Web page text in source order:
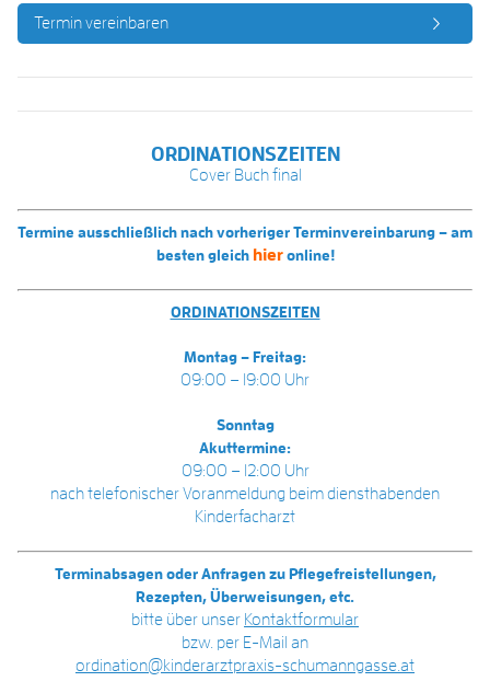
Termin vereinbaren
ORDINATIONSZEITEN
Cover Buch final
Termine ausschließlich nach vorheriger Terminvereinbarung – am
besten gleich hieronline!
ORDINATIONSZEITEN
Montag – Freitag:
09:00 – 19:00 Uhr
Sonntag
Akuttermine:
09:00 – 12:00 Uhr
nach telefonischer Voranmeldung beim diensthabenden
Kinderfacharzt
Terminabsagen oder Anfragen zu Pflegefreistellungen,
Rezepten, Überweisungen, etc.
bitte über unser Kontaktformular
bzw. per E-Mail an
ordination@kinderarztpraxis-schumanngasse.at